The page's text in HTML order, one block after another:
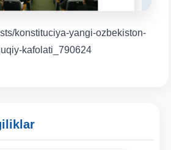
konstituciya-yangi-ozbekiston-
kafolati_790624
8. Bakalavriat kvotasi (3)